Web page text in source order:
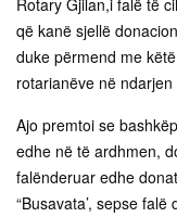
Rotary Gjilan,i falë të
që kanë sjellë
duke përmend me
rotarianëve në
Ajo premtoi se
edhe në të ardhmen,
falënderuar edhe
“Busavata’, sepse